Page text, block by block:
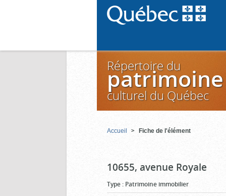
Répertoire du
patrimoine
culturel du Québec
Accueil Fiche de l'élément
10655, avenue Royale
Type : Patrimoine immobilier